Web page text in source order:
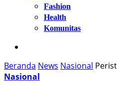
Fashion
Health
Komunitas
Beranda News Nasional
Nasional